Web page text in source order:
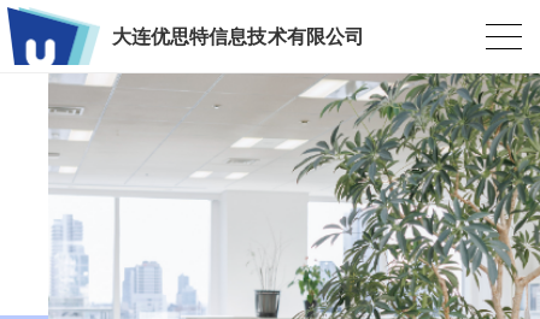
大连优思特信息技术有限公司